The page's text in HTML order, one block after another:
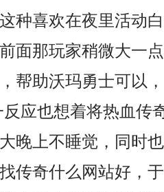
种喜欢在夜里活动
面那玩家稍微大一
帮助沃玛勇士可以
应也想着将热血传
晚上不睡觉，同时
传奇什么网站好，